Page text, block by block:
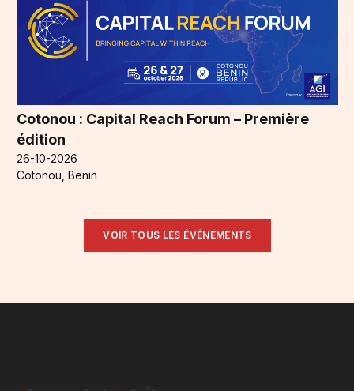
Cotonou : Capital Reach Forum – Première
édition
26-10-2026
Cotonou, Benin
VOIR TOUS LES ÉVÉNEMENTS